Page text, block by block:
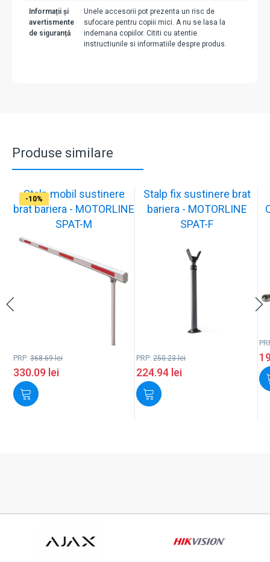
Informații și
avertismente
de siguranță
Unele accesorii pot prezenta un risc de
sufocare pentru copiii mici. A nu se lasa la
indemana copiilor. Cititi cu atentie
instructiunile si informatiile despre produs.
Produse similare
-10%
Stalp mobil sustinere
brat bariera - MOTORLINE
SPAT-M
PRP: 368.69lei
330.09 lei
-10%
Stalp fix sustinere brat
bariera - MOTORLINE
SPAT-F
PRP: 250.23lei
224.94 lei
-17%
-17%
-17%
-17%
-17%
-10%
-10%
-10%